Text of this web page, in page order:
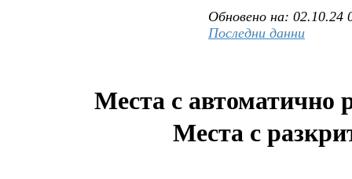
Обновено на: 02.10.24
Последни данни
Места с автоматично
Места с